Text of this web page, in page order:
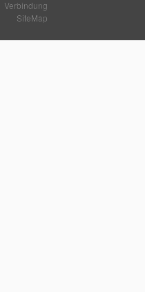
Verbindung
SiteMap